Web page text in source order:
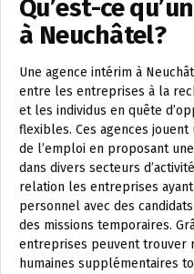
Qu’est-ce
à Neuchâtel?
Une agence intérim à
entre les entreprises à la
et les individus en quête
flexibles. Ces agences
de l’emploi en proposant
dans divers secteurs
relation les entreprises
personnel avec des
des missions temporaires.
entreprises peuvent trouver
humaines supplémentaires